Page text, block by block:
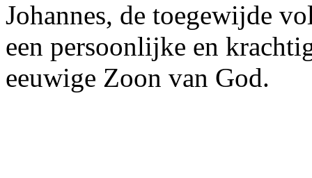
Johannes, de toegewijde
een persoonlijke en
eeuwige Zoon van God.